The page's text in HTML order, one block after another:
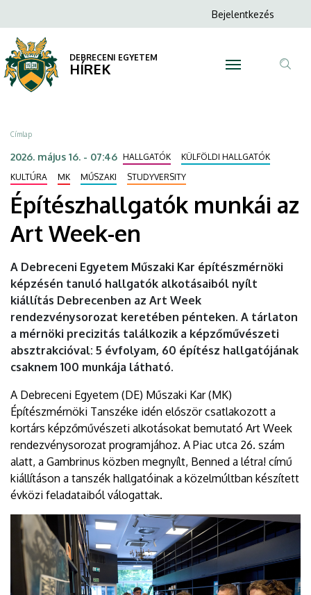
munkái
az
Art
Week-
en
DEBRECENI
EGYETEM
a
tartalomra
Anonim
menüje
Bejelentkezés
DEBRECENI EGYETEM
HÍREK
Morzsa
Címlap
2026. május 16. - 07:46 HALLGATÓK
KÜLFÖLDI HALLGATÓK
KULTÚRA
MK MŰSZAKI STUDYVERSITY
Építészhallgatók munkái az
Art Week-en
A Debreceni Egyetem Műszaki Kar építészmérnöki
képzésén tanuló hallgatók alkotásaiból nyílt
kiállítás Debrecenben az Art Week
rendezvénysorozat keretében pénteken. A tárlaton
a mérnöki precizitás találkozik a képzőművészeti
absztrakcióval: 5 évfolyam, 60 építész hallgatójának
csaknem 100 munkája látható.
A Debreceni Egyetem (DE) Műszaki Kar (MK)
Építészmérnöki Tanszéke idén először csatlakozott a
kortárs képzőművészeti alkotásokat bemutató Art Week
rendezvénysorozat programjához. A Piac utca 26. szám
alatt, a Gambrinus közben megnyílt, Benned a létra! című
kiállításon a tanszék hallgatóinak a közelmúltban készített
évközi feladataiból válogattak.